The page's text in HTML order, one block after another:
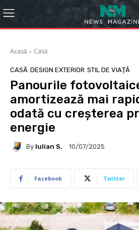
Acasă Casă
CASĂ DESIGN EXTERIOR STIL DE VIAȚĂ
Panourile
amortizează mai
odată cu creşterea
energie
By Iulian S. 10/07/2025
Facebook Twitter